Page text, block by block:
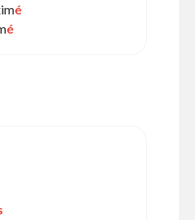
é
é